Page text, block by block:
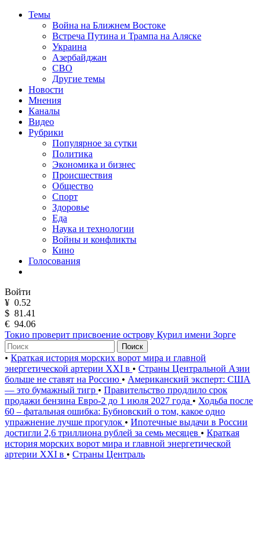
Темы
Война на Ближнем Востоке
Встреча Путина и Трампа на Аляске
Украина
Азербайджан
СВО
Другие темы
Новости
Мнения
Каналы
Видео
Рубрики
Популярное за сутки
Политика
Экономика и бизнес
Происшествия
Общество
Спорт
Здоровье
Еда
Наука и технологии
Войны и конфликты
Кино
Голосования
Войти
¥ 0.52
$ 81.41
€ 94.06
Токио проверит присвоение острову Курил имени Зорге
Поиск
• Краткая история морских ворот мира и главной
энергетической артерии XXI в • Страны Центральной Азии
больше не ставят на Россию • Американский эксперт: США
— это бумажный тигр • Правительство продлило срок
продажи бензина Евро-2 до 1 июля 2027 года • Ходьба после
60 – фатальная ошибка: Бубновский о том, какое одно
упражнение лучше прогулок • Ипотечные выдачи в России
достигли 2,6 триллиона рублей за семь месяцев • Краткая
история морских ворот мира и главной энергетической
артерии XXI в • Страны Централь